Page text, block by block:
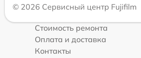
© 2026 Сервисный центр Fujifilm
Стоимость ремонта
Оплата и доставка
Контакты